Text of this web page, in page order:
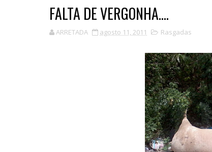
FALTA DE VERGONHA....
ARRETADA agosto 11, 2011 Rasgadas